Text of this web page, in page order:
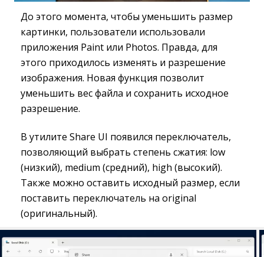
До этого момента, чтобы уменьшить размер
картинки, пользователи использовали
приложения Paint или Photos. Правда, для
этого приходилось изменять и разрешение
изображения. Новая функция позволит
уменьшить вес файла и сохранить исходное
разрешение.
В утилите Share UI появился переключатель,
позволяющий выбрать степень сжатия: low
(низкий), medium (средний), high (высокий).
Также можно оставить исходный размер, если
поставить переключатель на original
(оригинальный).